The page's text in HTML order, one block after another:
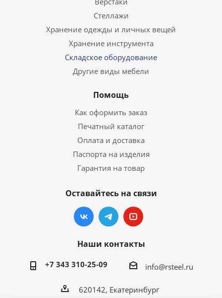
Стеллажи
Хранение одежды и личных вещей
Хранение инструмента
Складское оборудование
Другие виды мебели
Помощь
Как оформить заказ
Печатный каталог
Оплата и доставка
Паспорта на изделия
Гарантия на товар
Оставайтесь на связи
Наши контакты
+7 343 310-25-09 info@rsteel.ru
620142, Екатеринбург